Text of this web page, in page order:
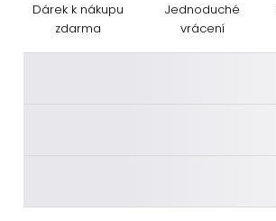
Dárek k nákupu
zdarma
Jednoduché
vrácení